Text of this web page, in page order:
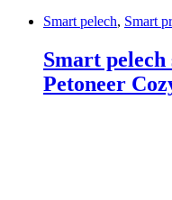
Smart pelech, Smart
Smart
Petoneer